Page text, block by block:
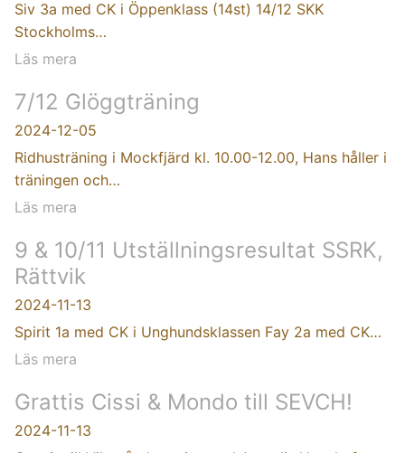
Siv 3a med CK i Öppenklass (14st) 14/12 SKK
Stockholms…
Läs mera
7/12 Glöggträning
2024-12-05
Ridhusträning i Mockfjärd kl. 10.00-12.00, Hans håller i
träningen och…
Läs mera
9 & 10/11 Utställningsresultat SSRK,
Rättvik
2024-11-13
Spirit 1a med CK i Unghundsklassen Fay 2a med CK…
Läs mera
Grattis Cissi & Mondo till SEVCH!
2024-11-13